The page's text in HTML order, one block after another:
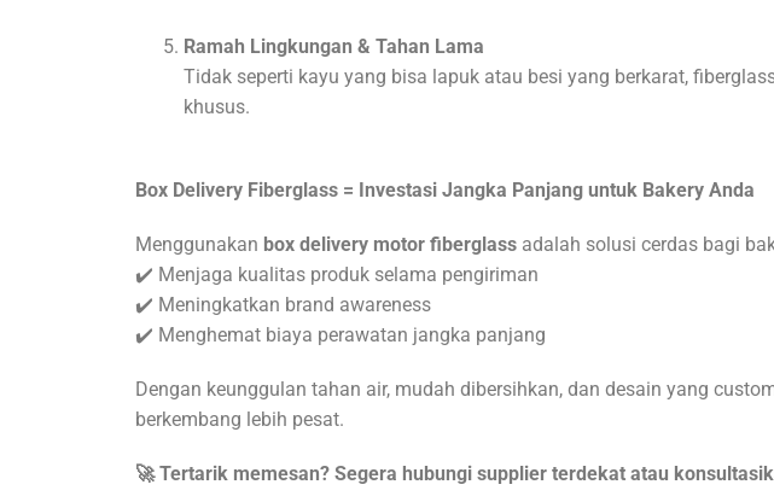
Ramah Lingkungan & Tahan Lama
Tidak seperti kayu yang bisa lapuk atau besi yang berkarat,
khusus.
Box Delivery Fiberglass = Investasi Jangka Panjang untuk Bakery Anda
Menggunakan box delivery motor fiberglass adalah solusi cerdas bagi
✔️ Menjaga kualitas produk selama pengiriman
✔️ Meningkatkan brand awareness
✔️ Menghemat biaya perawatan jangka panjang
Dengan keunggulan tahan air, mudah dibersihkan, dan desain yang
berkembang lebih pesat.
🚀 Tertarik memesan? Segera hubungi supplier terdekat atau